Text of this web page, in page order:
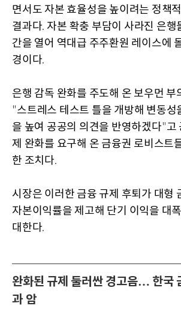
면서도 자본 효율성을 높이려는 정책
결과다. 자본 확충 부담이 사라진 은행
간을 열어 역대급 주주환원 레이스에
경이다.
은행 감독 완화를 주도해 온 보우먼 부
"스트레스 테스트 틀을 개방해 변동성
을 높여 공공의 의견을 반영하겠다"고
제 완화를 요구해 온 금융권 로비스트
한 조치다.
시장은 이러한 금융 규제 후퇴가 대형
자본이익률을 제고해 단기 이익을 대
대한다.
완화된 규제 둘러싼 경고음… 한국
과 암